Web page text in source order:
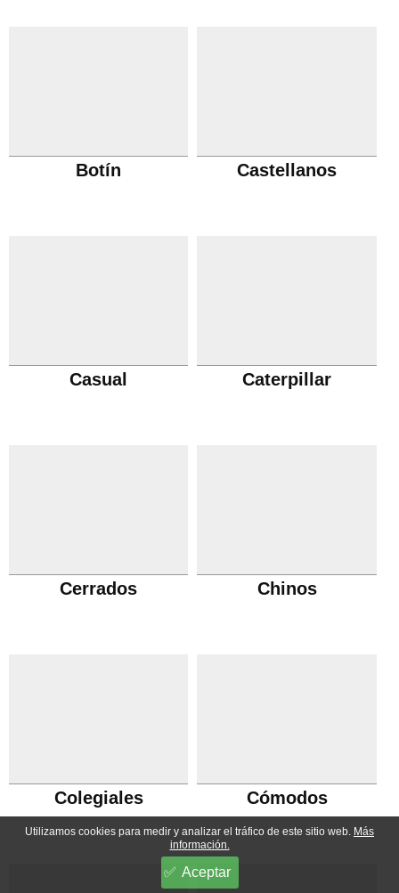
Botín Castellanos
Casual Caterpillar
Cerrados Chinos
Colegiales Cómodos
Utilizamos cookies para medir y analizar el tráfico de este sitio web. Más
información.
Aceptar